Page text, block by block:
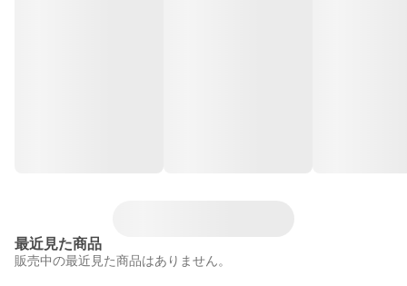
最近見た商品
販売中の最近見た商品はありません。